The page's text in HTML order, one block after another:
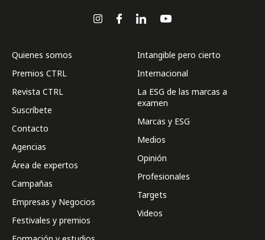
Quienes somos
Premios CTRL
Revista CTRL
Suscríbete
Contacto
Agencias
Área de expertos
Campañas
Empresas y Negocios
Festivales y premios
Intangible pero cierto
Internacional
La ESG de las marcas a
examen
Marcas y ESG
Medios
Opinión
Profesionales
Targets
Videos